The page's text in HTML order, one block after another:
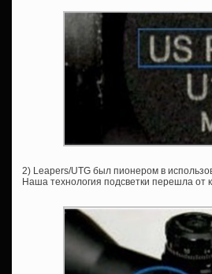
2) Leapers/UTG был пионером в
Наша технология подсветки перешла от